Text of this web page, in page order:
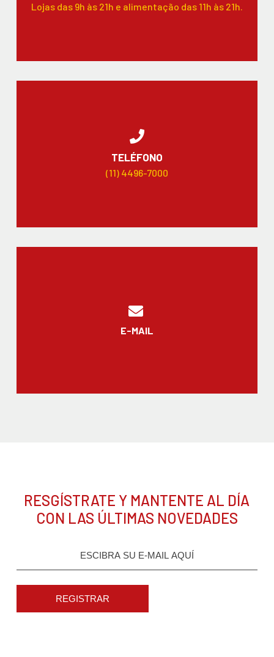
Lojas das 9h às 21h e alimentação das 11h às 21h.
TELÉFONO
(11) 4496-7000
E-MAIL
RESGÍSTRATE Y MANTENTE AL DÍA
CON LAS ÚLTIMAS NOVEDADES
REGISTRAR